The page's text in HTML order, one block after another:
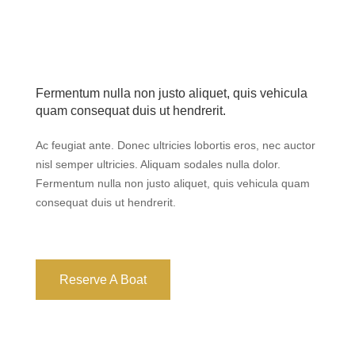
Fermentum nulla non justo aliquet, quis vehicula
quam consequat duis ut hendrerit.
Ac feugiat ante. Donec ultricies lobortis eros, nec auctor
nisl semper ultricies. Aliquam sodales nulla dolor.
Fermentum nulla non justo aliquet, quis vehicula quam
consequat duis ut hendrerit.
Reserve A Boat